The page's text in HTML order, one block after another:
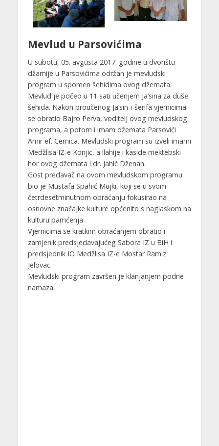
Mevlud u Parsovićima
U subotu, 05. avgusta 2017. godine u dvorištu
džamije u Parsovićima održan je mevludski
program u spomen šehidima ovog džemata.
Mevlud je počeo u 11 sati učenjem Ja’sina za duše
šehida. Nakon proučenog Ja’sin-i-šerifa vjernicima
se obratio Bajro Perva, voditelj ovog mevludskog
programa, a potom i imam džemata Parsovići
Amir ef. Cernica. Mevludski program su izveli imami
Medžlisa IZ-e Konjic, a ilahije i kaside mektebski
hor ovog džemata i dr. Jahić Dženan.
Gost predavač na ovom mevludskom programu
bio je Mustafa Spahić Mujki, koji se u svom
četrdesetminutnom obraćanju fokusirao na
osnovne značajke kulture općenito s naglaskom na
kulturu pamćenja.
Vjernicima se kratkim obraćanjem obratio i
zamjenik predsjedavajućeg Sabora IZ u BiH i
predsjednik IO Medžlisa IZ-e Mostar Ramiz
Jelovac.
Mevludski program završen je klanjanjem podne
namaza.